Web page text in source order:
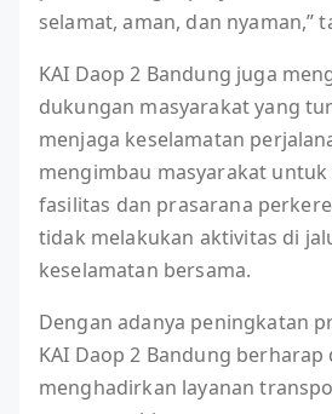
selamat, aman, dan nyaman,”
KAI Daop 2 Bandung juga
dukungan masyarakat yang
menjaga keselamatan
mengimbau masyarakat
fasilitas dan prasarana
tidak melakukan aktivitas di
keselamatan bersama.
Dengan adanya peningkatan
KAI Daop 2 Bandung
menghadirkan layanan